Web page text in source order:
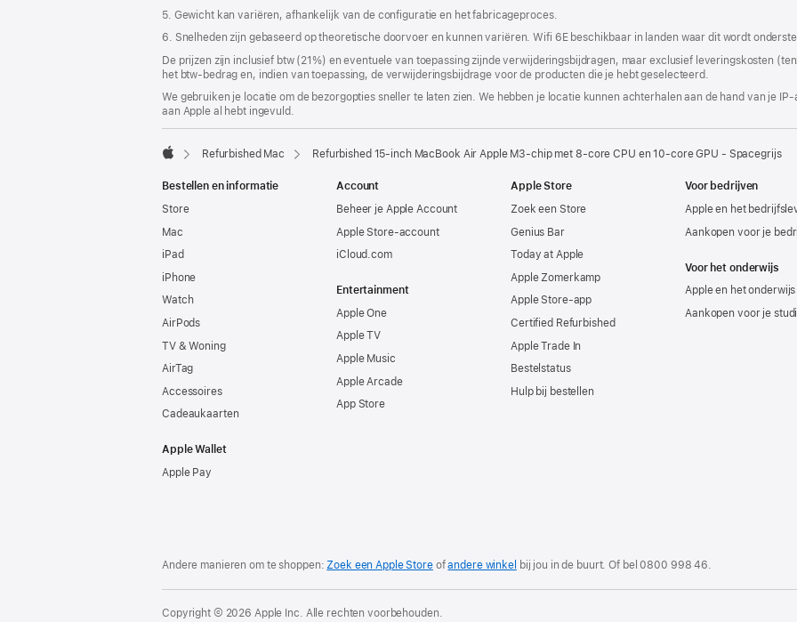
5. Gewicht kan variëren, afhankelijk van de configuratie en het fabricageproces.
6. Snelheden zijn gebaseerd op theoretische doorvoer en kunnen variëren. Wifi 6E beschikbaar in landen waar dit wordt
De prijzen zijn inclusief btw (21%) en eventuele van toepassing zijnde verwijderingsbijdragen, maar exclusief leveringskosten
het btw-bedrag en, indien van toepassing, de verwijderingsbijdrage voor de producten die je hebt geselecteerd.
We gebruiken je locatie om de bezorgopties sneller te laten zien. We hebben je locatie kunnen achterhalen aan de hand van je
aan Apple al hebt ingevuld.
Refurbished Mac Refurbished 15-inch MacBook Air Apple M3-chip met 8‑core CPU en 10‑core GPU - Spacegrijs
Bestellen en informatie
Store
Mac
iPad
iPhone
Watch
AirPods
TV & Woning
AirTag
Accessoires
Cadeaukaarten
Apple Wallet
Apple Pay
Account
Beheer je Apple Account
Apple Store-account
iCloud.com
Entertainment
Apple One
Apple TV
Apple Music
Apple Arcade
App Store
Apple Store
Zoek een Store
Genius Bar
Today at Apple
Apple Zomerkamp
Apple Store-app
Certified Refurbished
Apple Trade In
Bestelstatus
Hulp bij bestellen
Voor bedrijven
Apple en het
Aankopen voor je
Voor het onderwijs
Apple en het onderwijs
Aankopen voor je
Andere manieren om te shoppen:Zoek een Apple Storeofandere winkel bij jou in de buurt. Of bel0800 998 46.
Copyright © 2026 Apple Inc. Alle rechten voorbehouden.